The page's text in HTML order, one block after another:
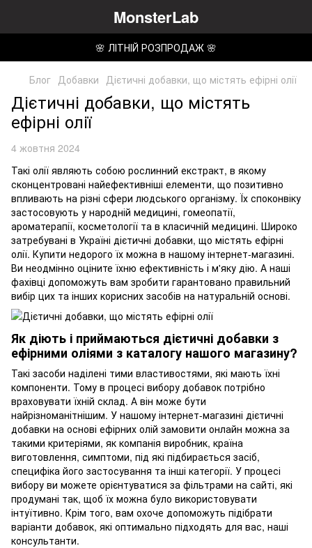
MonsterLab
🌸 ЛІТНІЙ РОЗПРОДАЖ 🌸
Блог Добавки Дієтичні добавки, що містять ефірні олії
Дієтичні добавки, що містять
ефірні олії
4 жовтня 2024
Такі олії являють собою рослинний екстракт, в якому
сконцентровані найефективніші елементи, що позитивно
впливають на різні сфери людського організму. Їх споконвіку
застосовують у народній медицині, гомеопатії,
ароматерапії, косметології та в класичній медицині. Широко
затребувані в Україні дієтичні добавки, що містять ефірні
олії. Купити недорого їх можна в нашому інтернет-магазині.
Ви неодмінно оціните їхню ефективність і м'яку дію. А наші
фахівці допоможуть вам зробити гарантовано правильний
вибір цих та інших корисних засобів на натуральній основі.
Як діють і приймаються дієтичні добавки з
ефірними оліями з каталогу нашого магазину?
Такі засоби наділені тими властивостями, які мають їхні
компоненти. Тому в процесі вибору добавок потрібно
враховувати їхній склад. А він може бути
найрізноманітнішим. У нашому інтернет-магазині дієтичні
добавки на основі ефірних олій замовити онлайн можна за
такими критеріями, як компанія виробник, країна
виготовлення, симптоми, під які підбирається засіб,
специфіка його застосування та інші категорії. У процесі
вибору ви можете орієнтуватися за фільтрами на сайті, які
продумані так, щоб їх можна було використовувати
інтуїтивно. Крім того, вам охоче допоможуть підібрати
варіанти добавок, які оптимально підходять для вас, наші
консультанти.